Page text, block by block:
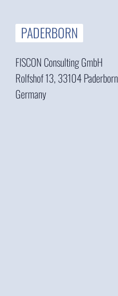
PADERBORN
FISCON Consulting GmbH
Rolfshof 13, 33104 Paderborn
Germany